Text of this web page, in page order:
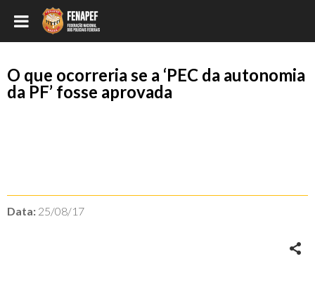
O que ocorreria se a ‘PEC da autonomia
da PF’ fosse aprovada
Data: 25/08/17